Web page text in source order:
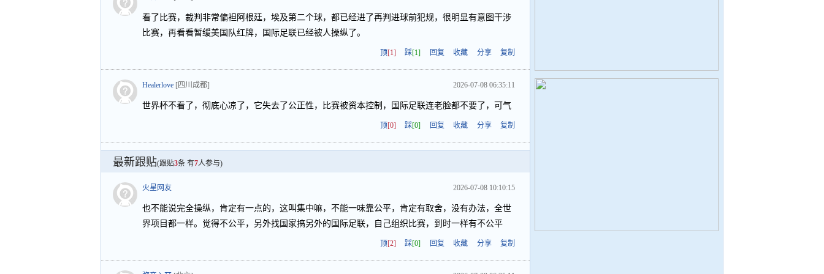
看了比赛，裁判非常偏袒阿根廷，埃及第二个球，都已经进了再判进球前犯规，很明显有意图干涉
比赛，再看看暂缓美国队红牌，国际足联已经被人操纵了。
顶[1] 踩[1] 回复 收藏 分享 复制
Healerlove [四川成都] 2026-07-08 06:35:11
世界杯不看了，彻底心凉了，它失去了公正性，比赛被资本控制，国际足联连老脸都不要了，可气
顶[0] 踩[0] 回复 收藏 分享 复制
最新跟贴(跟贴3条 有7人参与)
火星网友 2026-07-08 10:10:15
也不能说完全操纵，肯定有一点的，这叫集中嘛，不能一味靠公平，肯定有取舍，没有办法，全世
界项目都一样。觉得不公平，另外找国家搞另外的国际足联，自己组织比赛，到时一样有不公平
顶[2] 踩[0] 回复 收藏 分享 复制